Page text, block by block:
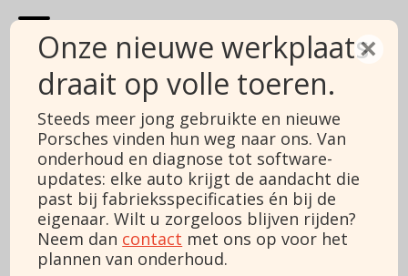
Porsche 911
3.8 Carrera 4S
Prijs Verkocht
BTW/Marge BTW
Type 3.8 Carrera 4S
Bouwjaar 2009
Kilometerstand 102223
Brandstof Benzine
×
Onze nieuwe werkplaats
draait op volle toeren.
Steeds meer jong gebruikte en nieuwe
Porsches vinden hun weg naar ons. Van
onderhoud en diagnose tot software-
updates: elke auto krijgt de aandacht die
past bij fabrieksspecificaties én bij de
eigenaar. Wilt u zorgeloos blijven rijden?
Neem dan contact met ons op voor het
plannen van onderhoud.